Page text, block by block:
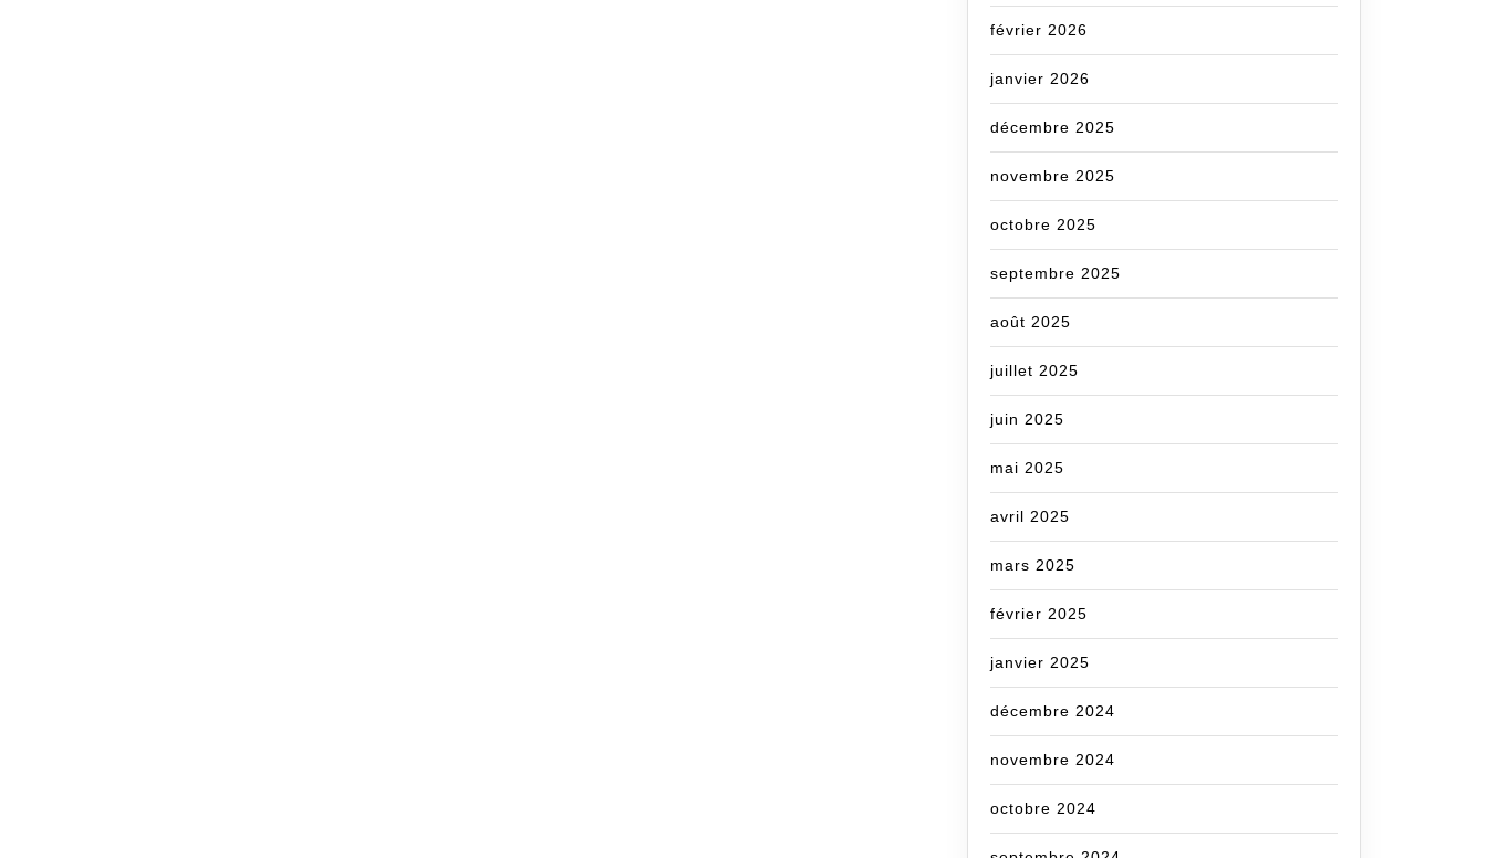
février 2026
janvier 2026
décembre 2025
novembre 2025
octobre 2025
septembre 2025
août 2025
juillet 2025
juin 2025
mai 2025
avril 2025
mars 2025
février 2025
janvier 2025
décembre 2024
novembre 2024
octobre 2024